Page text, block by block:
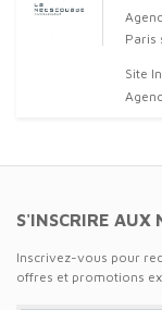
Paris
Site
S'INSCRIRE AUX
Inscrivez-vous pour
offres et promotions